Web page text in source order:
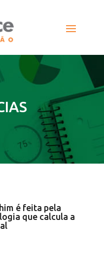
é feita pela
que calcula a